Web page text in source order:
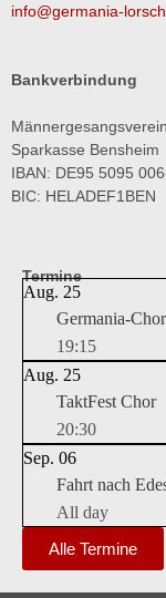
info@germania-
Bankverbindung
Sparkasse Bensheim
IBAN: DE95 5095
BIC: HELADEF1BEN
Termine
Aug. 25
Germania-Chor
19:15
Aug. 25
TaktFest Chor
20:30
Sep. 06
Fahrt nach
All day
Alle Termine